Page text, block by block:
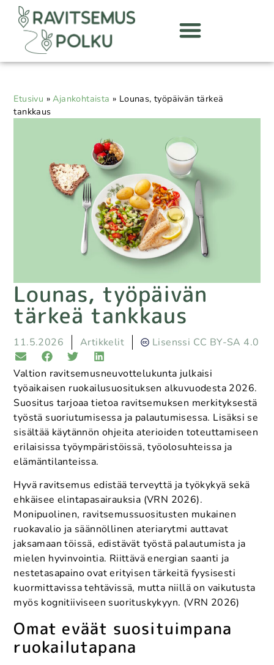
Etusivu »Ajankohtaista » Lounas, työpäivän tärkeä
tankkaus
Lounas, työpäivän
tärkeä tankkaus
11.5.2026 Artikkelit Lisenssi CC BY-SA 4.0
Valtion ravitsemusneuvottelukunta julkaisi
työaikaisen ruokailusuosituksen alkuvuodesta 2026.
Suositus tarjoaa tietoa ravitsemuksen merkityksestä
työstä suoriutumisessa ja palautumisessa. Lisäksi se
sisältää käytännön ohjeita aterioiden toteuttamiseen
erilaisissa työympäristöissä, työolosuhteissa ja
elämäntilanteissa.
Hyvä ravitsemus edistää terveyttä ja työkykyä sekä
ehkäisee elintapasairauksia (VRN 2026).
Monipuolinen, ravitsemussuositusten mukainen
ruokavalio ja säännöllinen ateriarytmi auttavat
jaksamaan töissä, edistävät työstä palautumista ja
mielen hyvinvointia. Riittävä energian saanti ja
nestetasapaino ovat erityisen tärkeitä fyysisesti
kuormittavissa tehtävissä, mutta niillä on vaikutusta
myös kognitiiviseen suorituskykyyn. (VRN 2026)
Omat eväät suosituimpana
ruokailutapana